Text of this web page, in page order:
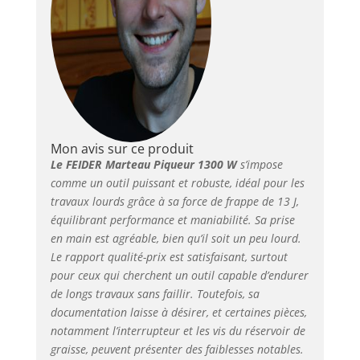
moteur est proche de
la gâchette ce qui
allège l'avant de l'outil
et permet d'appuyer
votre corps pour plus
de puissance.
Réduisez ainsi votre
en D réglable à 360°
pour une prise en
main efficace : la large
poignée latérale
réglable sans outil
vous facilite la prise en
main quelle que soit la
position à adopter.
Gagnez ainsi en
précision et en
efficacité FEIDER,
pense d'abord à la
planète en privilégiant
Mon avis sur ce produit
Le FEIDER Marteau Piqueur 1300 Ws’impose
comme un outil puissant et robuste, idéal pour les
travaux lourds grâce à sa force de frappe de 13 J,
équilibrant performance et maniabilité. Sa prise
en main est agréable, bien qu’il soit un peu lourd.
Le rapport qualité-prix est satisfaisant, surtout
pour ceux qui cherchent un outil capable d’endurer
de longs travaux sans faillir. Toutefois, sa
documentation laisse à désirer, et certaines pièces,
notamment l’interrupteur et les vis du réservoir de
graisse, peuvent présenter des faiblesses notables.